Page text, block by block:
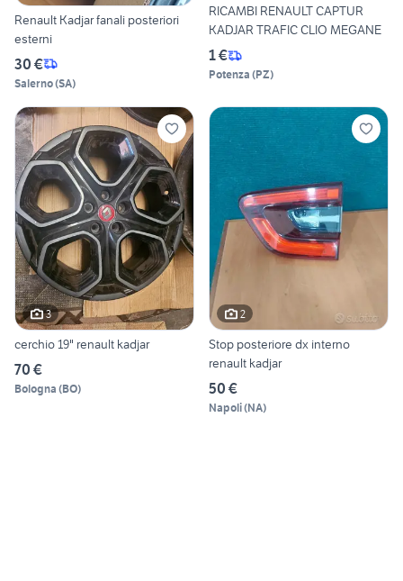
Renault Kadjar fanali posteriori
esterni
30 €
Salerno(SA)
RICAMBI RENAULT CAPTUR
KADJAR TRAFIC CLIO MEGANE
1 €
Potenza (PZ)
3
cerchio 19" renault kadjar
70 €
Bologna (BO)
2
Stop posteriore dx interno
renault kadjar
50 €
Napoli(NA)